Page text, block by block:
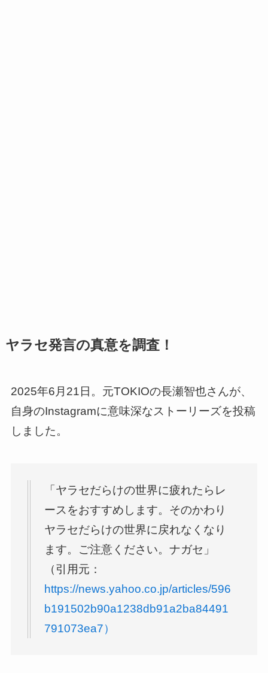
ヤラセ発言の真意を調査！
2025年6月21日。元TOKIOの長瀬智也さんが、
自身のInstagramに意味深なストーリーズを投稿
しました。
「ヤラセだらけの世界に疲れたらレ
ースをおすすめします。そのかわり
ヤラセだらけの世界に戻れなくなり
ます。ご注意ください。ナガセ」
（引用元：
https://news.yahoo.co.jp/articles/596
b191502b90a1238db91a2ba84491
791073ea7）